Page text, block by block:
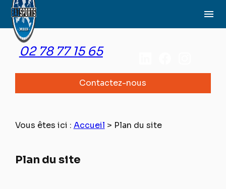
menu
02 78 77 15 65
Contactez-nous
Vous êtes ici : Accueil > Plan du site
Plan du site
Panneau de gestion des cookies